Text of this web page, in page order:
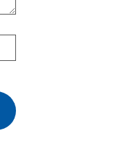
Response